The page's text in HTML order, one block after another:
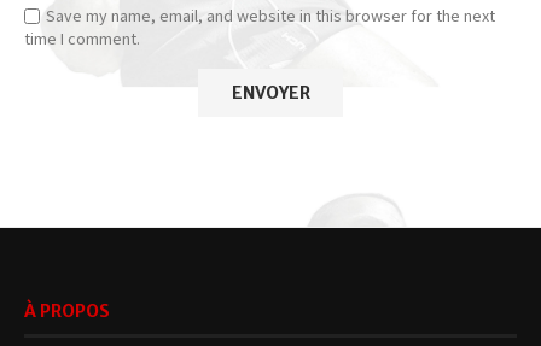
Save my name, email, and website in this browser for the next
time I comment.
À PROPOS